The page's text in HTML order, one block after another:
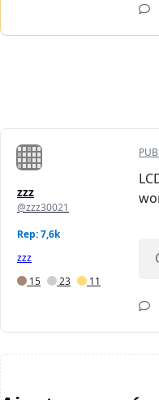
zzz
@zzz30021
Rep: 7,6k
zzz
15
23 11